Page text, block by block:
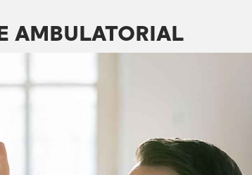
AMBULATORIAL